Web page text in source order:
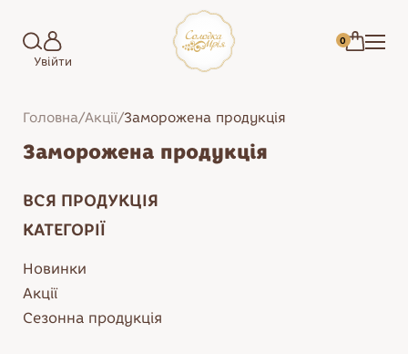
Увійти
0
Головна/Акції/Заморожена продукція
Заморожена продукція
ВСЯ ПРОДУКЦІЯ
КАТЕГОРІЇ
Новинки
Акції
Сезонна продукція